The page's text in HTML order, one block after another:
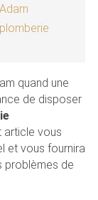
quand une
de disposer
article vous
et vous fournira
problèmes de